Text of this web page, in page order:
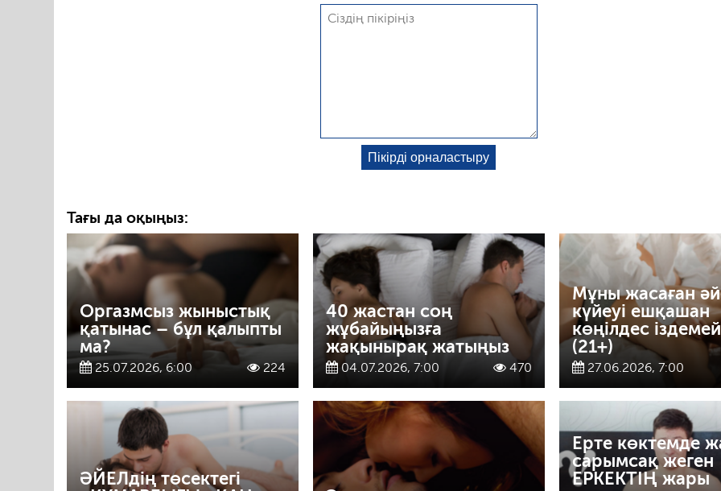
Тағы да оқыңыз:
Оргазмсыз жыныстық
қатынас – бұл қалыпты
ма?
25.07.2026, 6:00 224
40 жастан соң
жұбайыңызға
жақынырақ жатыңыз
04.07.2026, 7:00 470
Мұны жасаған
күйеуі ешқашан
көңілдес
(21+)
27.06.2026, 7:00
ӘЙЕЛдің төсектегі
Ерте көктемде
сарымсақ жеген
ЕРКЕКТІҢ жары